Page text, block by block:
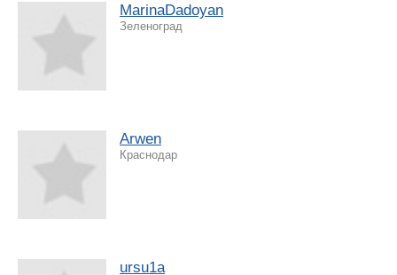
MarinaDadoyan
Зеленоград
Arwen
Краснодар
ursu1a